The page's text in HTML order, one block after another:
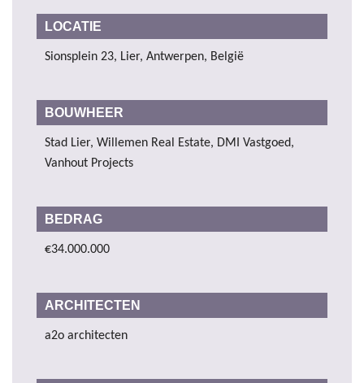
LOCATIE
Sionsplein 23, Lier, Antwerpen, België
BOUWHEER
Stad Lier, Willemen Real Estate, DMI Vastgoed,
Vanhout Projects
BEDRAG
€34.000.000
ARCHITECTEN
a2o architecten